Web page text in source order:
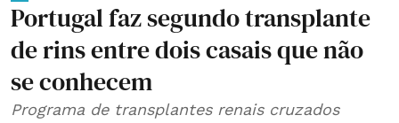
Portugal faz segundo transplante
de rins entre dois casais que não
se conhecem
Programa de transplantes renais cruzados